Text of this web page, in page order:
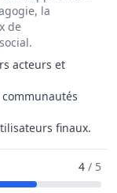
la
de
acteurs et
finaux.
Directeur /4 / 5